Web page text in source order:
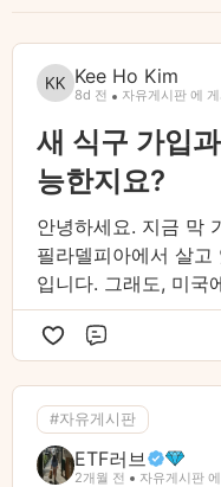
Kee Ho Kim
8d 전 자유게시판 에 게
새 식구 가입
능한지요?
안녕하세요. 지금 막
필라델피아에서 살
입니다. 그래도, 미국
#자유게시판
ETF러브
2개월 전 자유게시판